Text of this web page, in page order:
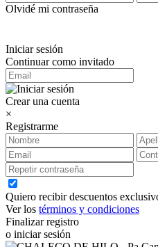
Olvidé mi contraseña
Iniciar sesión
Continuar como invitado
Crear una cuenta
×
Registrarme
Quiero recibir descuentos
Ver los términos y condiciones
Finalizar registro
o iniciar sesión